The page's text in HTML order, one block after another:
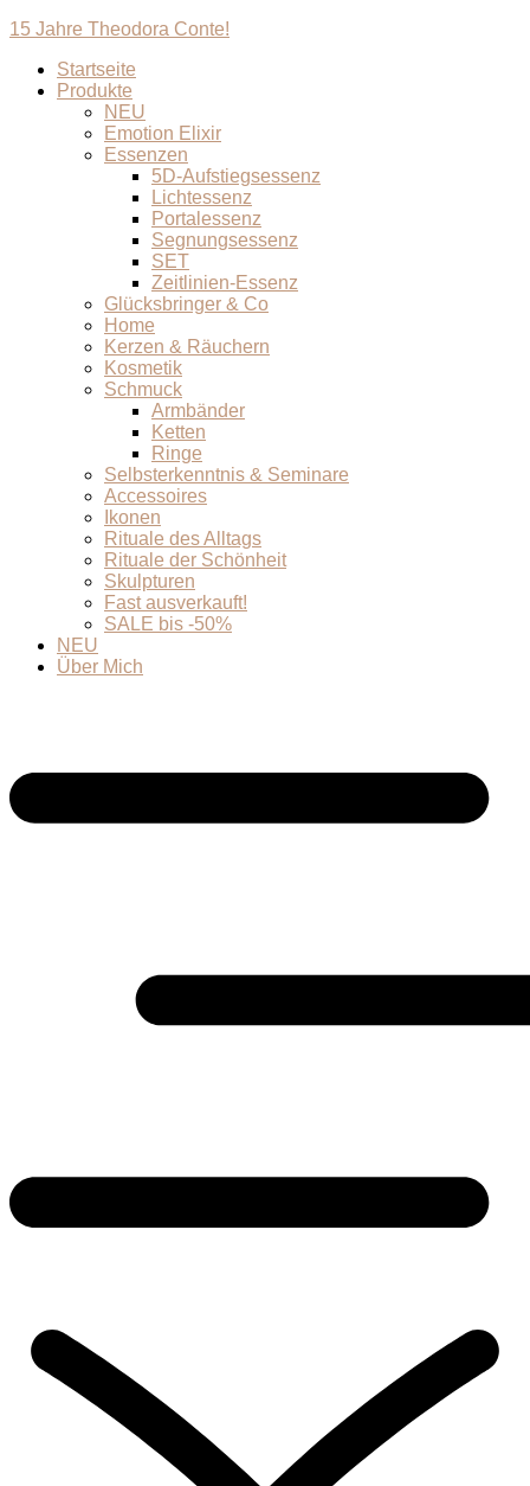
15 Jahre Theodora Conte!
Startseite
Produkte
NEU
Emotion Elixir
Essenzen
5D-Aufstiegsessenz
Lichtessenz
Portalessenz
Segnungsessenz
SET
Zeitlinien-Essenz
Glücksbringer & Co
Home
Kerzen & Räuchern
Kosmetik
Schmuck
Armbänder
Ketten
Ringe
Selbsterkenntnis & Seminare
Accessoires
Ikonen
Rituale des Alltags
Rituale der Schönheit
Skulpturen
Fast ausverkauft!
SALE bis -50%
NEU
Über Mich